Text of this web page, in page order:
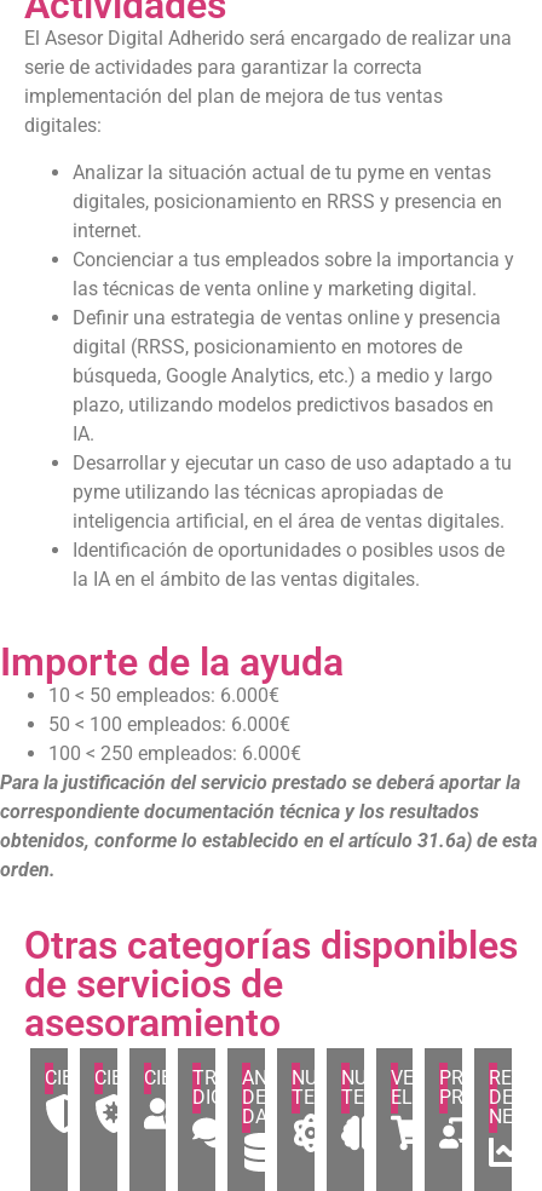
El Asesor Digital Adherido será encargado de realizar una
serie de actividades para garantizar la correcta
implementación del plan de mejora de tus ventas
digitales:
Analizar la situación actual de tu pyme en ventas
digitales, posicionamiento en RRSS y presencia en
internet.
Concienciar a tus empleados sobre la importancia y
las técnicas de venta online y marketing digital.
Definir una estrategia de ventas online y presencia
digital (RRSS, posicionamiento en motores de
búsqueda, Google Analytics, etc.) a medio y largo
plazo, utilizando modelos predictivos basados en
IA.
Desarrollar y ejecutar un caso de uso adaptado a tu
pyme utilizando las técnicas apropiadas de
inteligencia artificial, en el área de ventas digitales.
Identificación de oportunidades o posibles usos de
la IA en el ámbito de las ventas digitales.
Importe de la ayuda​
10 < 50 empleados: 6.000€
50 < 100 empleados: 6.000€
100 < 250 empleados: 6.000€
Para la justificación del servicio prestado se deberá aportar la
correspondiente documentación técnica y los resultados
obtenidos, conforme lo establecido en el artículo 31.6a) de esta
orden.
Otras categorías disponibles
de servicios de
asesoramiento
CIBERSEGURIDAD
Ciberseguridad
CIBERSEGURIDAD
Ciberseguridad
(Avanzado)
CIBERSEGURIDAD
Ciberseguridad
(Certificación)
TRANSFORMACIÓN
DIGITAL
Transformación
Digital
ANÁLISIS
DE
DATOS
Análisis
NUEVAS
TECNOLOGÍAS
Análisis
NUEVAS
TECNOLOGÍAS
Inteligencia
VENTA
ELECTRÓNICA
Ventas
Digitales
PROCESOS
de
DE